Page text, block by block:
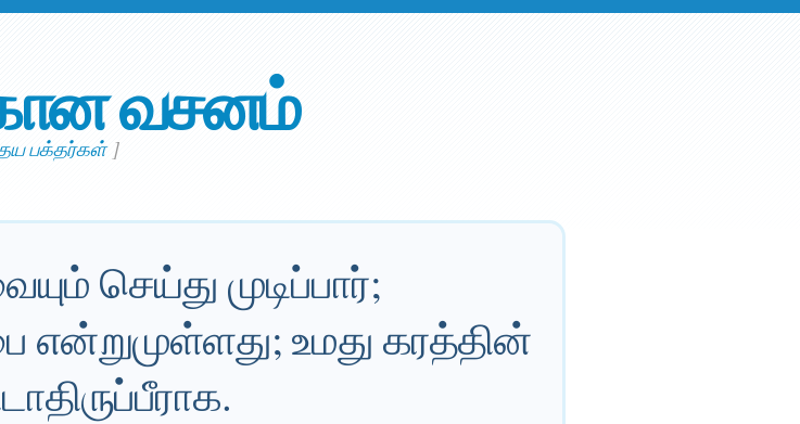
வசனம்
பக்தர்கள்]
செய்து முடிப்பார்;
என்றுமுள்ளது; உமது கரத்தின்